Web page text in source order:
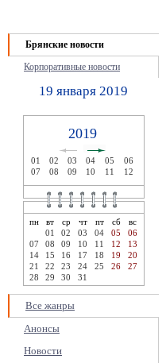
Брянские новости
Корпоративные новости
19 января 2019
2019
01 02 03 04 05
06
07
08 09 10 11 12
пн вт ср чт пт сб
вс
01
02 03 04 05
06
07
08 09 10 11 12
13
14
15 16 17 18 19
20
21
22 23 24 25 26
27
28
29 30 31
Все жанры
Анонсы
Новости